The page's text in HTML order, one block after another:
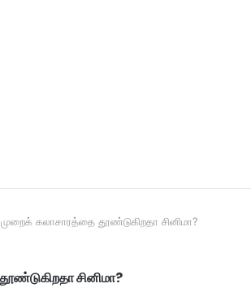
கலாசாரத்தை தூண்டுகிறதா சினிமா?
சினிமா?